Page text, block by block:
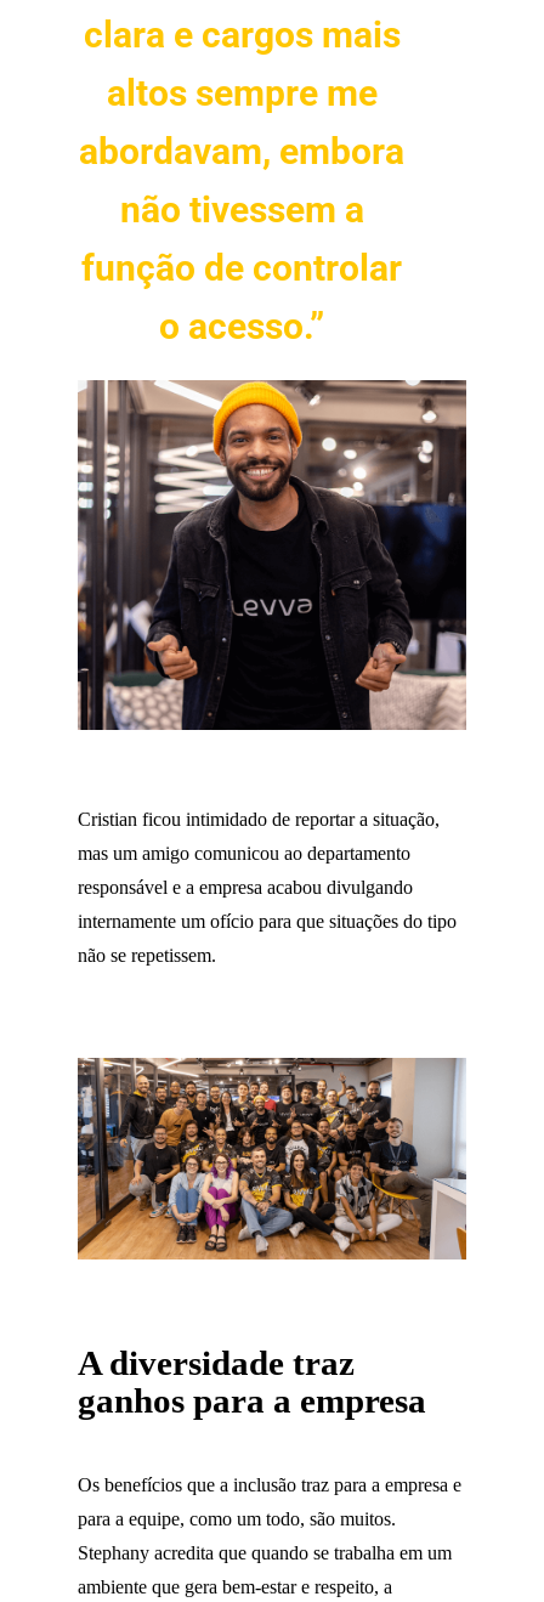
clara e cargos mais
altos sempre me
abordavam, embora
não tivessem a
função de controlar
o acesso.”
Cristian ficou intimidado de reportar a situação,
mas um amigo comunicou ao departamento
responsável e a empresa acabou divulgando
internamente um ofício para que situações do tipo
não se repetissem.
A diversidade traz
ganhos para a empresa
Os benefícios que a inclusão traz para a empresa e
para a equipe, como um todo, são muitos.
Stephany acredita que quando se trabalha em um
ambiente que gera bem-estar e respeito, a